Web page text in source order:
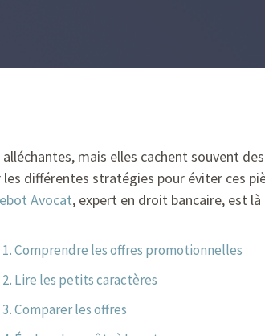
mais elles cachent souvent
différentes stratégies pour éviter ces
Avocat, expert en droit bancaire, est
1. Comprendre les offres promotionnelles
2. Lire les petits caractères
3. Comparer les offres